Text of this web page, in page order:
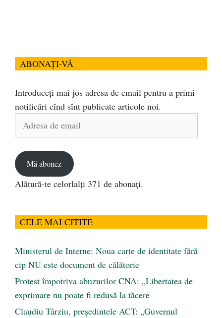
ABONAȚI-VĂ
Introduceți mai jos adresa de email pentru a primi
notificări cînd sînt publicate articole noi.
Adresa
Mă abonez
Alătură-te celorlalți 371 de abonați.
CELE MAI CITITE
Ministerul de Interne: Noua carte de identitate fără
cip NU este document de călătorie
Protest împotriva abuzurilor CNA: „Libertatea de
exprimare nu poate fi redusă la tăcere
Claudiu Târziu, președintele ACT: „Guvernul